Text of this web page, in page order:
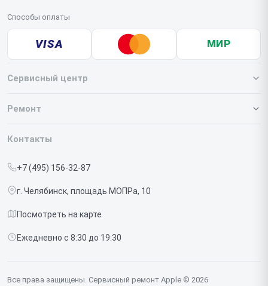
Способы оплаты
VISA МИР
Сервисный центр
О нашем сервисе
Срочный ремонт
Доставка и способы оплаты
Диагностика
Контакты
Ремонт
Iphone
Контакты
+7 (495) 156-32-87
г. Челябинск, площадь МОПРа, 10
Посмотреть на карте
Ежедневно с 8:30 до 19:30
Все права защищены. Сервисный ремонт Apple © 2026